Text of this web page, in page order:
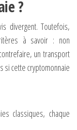
?
divergent. Toutefois,
à savoir : non
un transport
si cette cryptomonnaie
classiques, chaque